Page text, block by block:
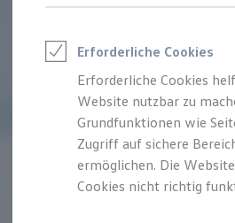
ONE Business ID Vorteile
Fahrzeuge online kaufen
Digitaler Marktplatz
Kauf & Finanzierung
Online-
Aktionen & Angebote
E-Auto-Förderung
Für Privatkunden
Für Gewerbekunden
Profi Paket
Erforderliche Cookies
Erforderliche Cookies
Website nutzbar zu
Grundfunktionen wie
Zugriff auf sichere
ermöglichen. Die
Cookies nicht richtig